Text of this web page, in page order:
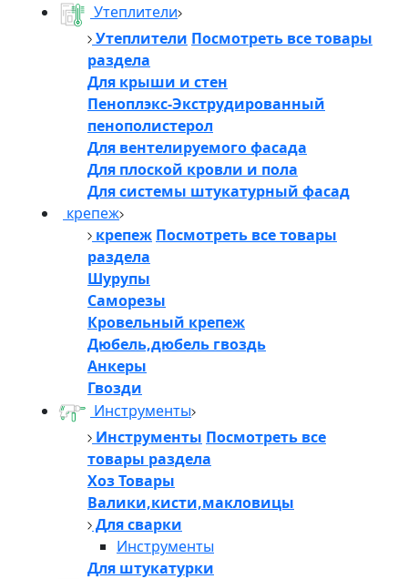
Утеплители
Утеплители Посмотреть все товары
раздела
Для крыши и стен
Пеноплэкс-Экструдированный
пенополистерол
Для вентелируемого фасада
Для плоской кровли и пола
Для системы штукатурный фасад
крепеж
крепеж Посмотреть все товары
раздела
Шурупы
Саморезы
Кровельный крепеж
Дюбель,дюбель гвоздь
Анкеры
Гвозди
Инструменты
Инструменты Посмотреть все
товары раздела
Хоз Товары
Валики,кисти,макловицы
Для сварки
Инструменты
Для штукатурки